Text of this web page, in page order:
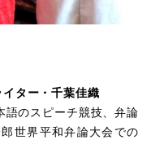
ター・千葉佳織
語のスピーチ競技、弁論
世界平和弁論大会での